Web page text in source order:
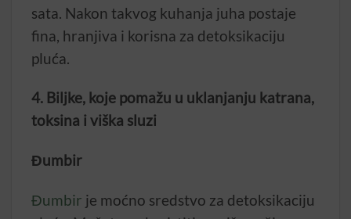
sata. Nakon takvog kuhanja juha postaje
fina, hranjiva i korisna za detoksikaciju
pluća.
4. Biljke, koje pomažu u uklanjanju katrana,
toksina i viška sluzi
Đumbir
Đumbir je moćno sredstvo za detoksikaciju